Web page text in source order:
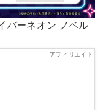
バーネオン ノベル